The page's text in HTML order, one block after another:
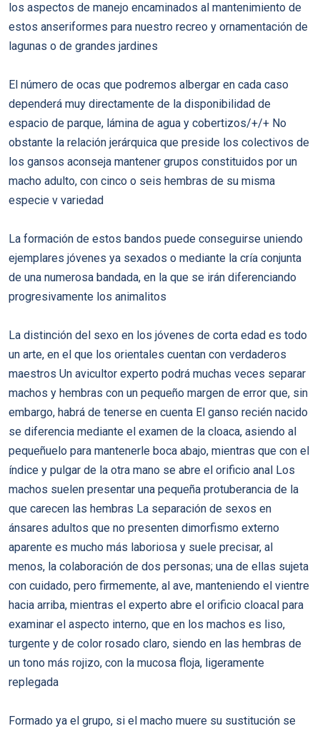
los aspectos de manejo encaminados al mantenimiento de
estos anseriformes para nuestro recreo y ornamentación de
lagunas o de grandes jardines
El número de ocas que podremos albergar en cada caso
dependerá muy directamente de la disponibilidad de
espacio de parque, lámina de agua y cobertizos/+/+ No
obstante la relación jerárquica que preside los colectivos de
los gansos aconseja mantener grupos constituidos por un
macho adulto, con cinco o seis hembras de su misma
especie v variedad
La formación de estos bandos puede conseguirse uniendo
ejemplares jóvenes ya sexados o mediante la cría conjunta
de una numerosa bandada, en la que se irán diferenciando
progresivamente los animalitos
La distinción del sexo en los jóvenes de corta edad es todo
un arte, en el que los orientales cuentan con verdaderos
maestros Un avicultor experto podrá muchas veces separar
machos y hembras con un pequeño margen de error que, sin
embargo, habrá de tenerse en cuenta El ganso recién nacido
se diferencia mediante el examen de la cloaca, asiendo al
pequeñuelo para mantenerle boca abajo, mientras que con el
índice y pulgar de la otra mano se abre el orificio anal Los
machos suelen presentar una pequeña protuberancia de la
que carecen las hembras La separación de sexos en
ánsares adultos que no presenten dimorfismo externo
aparente es mucho más laboriosa y suele precisar, al
menos, la colaboración de dos personas; una de ellas sujeta
con cuidado, pero firmemente, al ave, manteniendo el vientre
hacia arriba, mientras el experto abre el orificio cloacal para
examinar el aspecto interno, que en los machos es liso,
turgente y de color rosado claro, siendo en las hembras de
un tono más rojizo, con la mucosa floja, ligeramente
replegada
Formado ya el grupo, si el macho muere su sustitución se